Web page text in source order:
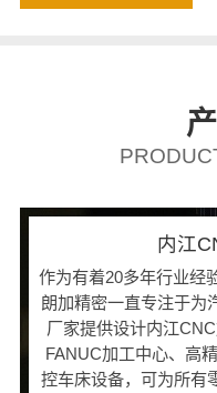
内江
作为有着20多年行业经
朗加精密一直专注于为
厂家提供设计内江
FANUC加工中心、高
控车床设备，可为所有